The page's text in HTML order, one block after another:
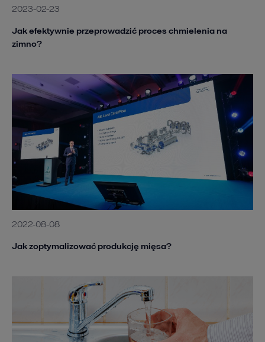
2023-02-23
Jak efektywnie przeprowadzić proces chmielenia na
zimno?
2022-08-08
Jak zoptymalizować produkcję mięsa?